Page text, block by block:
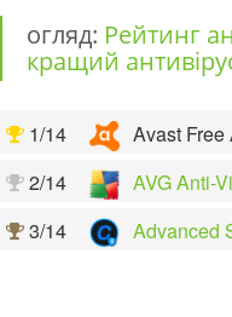
огляд: Рейтинг
кращий
1/14
Avast Free
2/14
AVG Anti-
3/14
Advanced